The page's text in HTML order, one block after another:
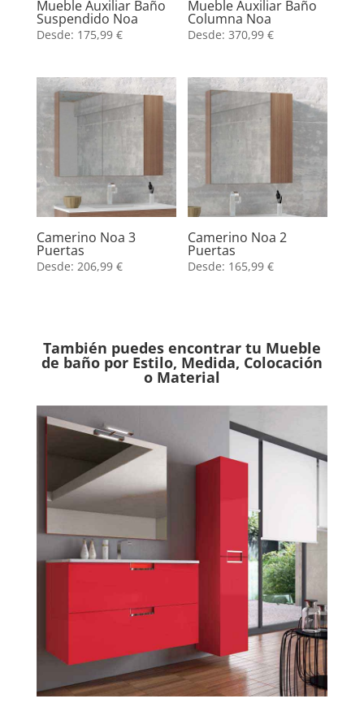
Mueble Auxiliar Baño
Suspendido Noa
Desde: 175,99 €
Mueble Auxiliar Baño
Columna Noa
Desde:370,99€
Camerino Noa 3
Puertas
Desde: 206,99 €
Camerino Noa 2
Puertas
Desde: 165,99€
También puedes encontrar tu Mueble
de baño por Estilo, Medida, Colocación
o Material